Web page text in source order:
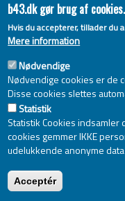
b43.dk gør brug af
Hvis du accepterer, tillader du
Mere information
Nødvendige
Nødvendige cookies er de
Disse cookies slettes
Statistik
Statistik Cookies indsamler
cookies gemmer IKKE
udelukkende anonyme data
Acceptér